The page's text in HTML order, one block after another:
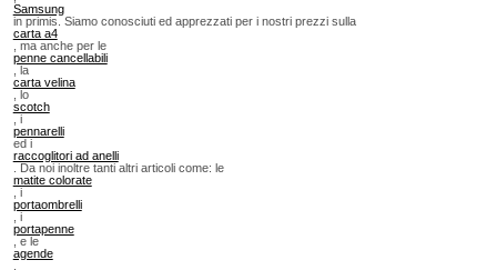
Samsung
in primis. Siamo conosciuti ed apprezzati per i nostri prezzi sulla
carta a4
, ma anche per le
penne cancellabili
, la
carta velina
, lo
scotch
, i
pennarelli
ed i
raccoglitori ad anelli
. Da noi inoltre tanti altri articoli come: le
matite colorate
, i
portaombrelli
, i
portapenne
, e le
agende